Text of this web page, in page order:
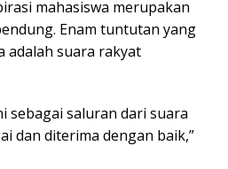
mahasiswa merupakan
Enam tuntutan yang
adalah suara rakyat
sebagai saluran dari suara
dan diterima dengan baik,”